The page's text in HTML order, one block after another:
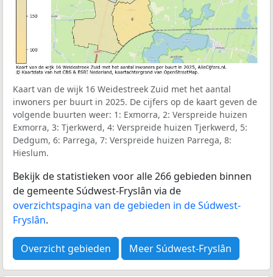
Kaart van de wijk 16 Weidestreek Zuid met het aantal
inwoners per buurt in 2025. De cijfers op de kaart geven de
volgende buurten weer: 1: Exmorra, 2: Verspreide huizen
Exmorra, 3: Tjerkwerd, 4: Verspreide huizen Tjerkwerd, 5:
Dedgum, 6: Parrega, 7: Verspreide huizen Parrega, 8:
Hieslum.
Bekijk de statistieken voor alle 266 gebieden binnen
de gemeente Súdwest-Fryslân via de
overzichtspagina van de gebieden in de Súdwest-
Fryslân.
Overzicht gebieden Meer Súdwest-Fryslân